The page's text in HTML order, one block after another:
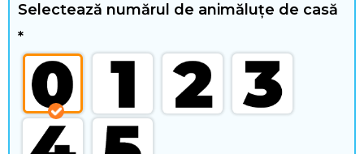
i
b
e
r
Selectează numărul de animăluțe de casă
*